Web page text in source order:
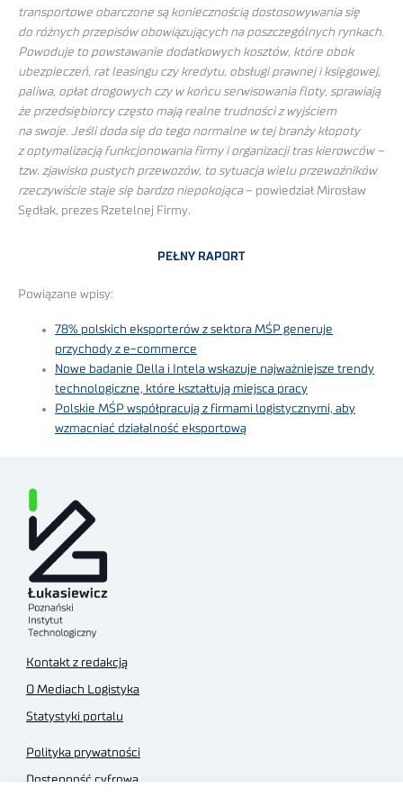
transportowe obarczone są koniecznością dostosowywania się
do różnych przepisów obowiązujących na poszczególnych rynkach.
Powoduje to powstawanie dodatkowych kosztów, które obok
ubezpieczeń, rat leasingu czy kredytu, obsługi prawnej i księgowej,
paliwa, opłat drogowych czy w końcu serwisowania floty, sprawiają
że przedsiębiorcy często mają realne trudności z wyjściem
na swoje. Jeśli doda się do tego normalne w tej branży kłopoty
z optymalizacją funkcjonowania firmy i organizacji tras kierowców –
tzw. zjawisko pustych przewozów, to sytuacja wielu przewoźników
rzeczywiście staje się bardzo niepokojąca– powiedział Mirosław
Sędłak, prezes Rzetelnej Firmy.
PEŁNY RAPORT
Powiązane wpisy:
78% polskich eksporterów z sektora MŚP generuje
przychody z e-commerce
Nowe badanie Della i Intela wskazuje najważniejsze trendy
technologiczne, które kształtują miejsca pracy
Polskie MŚP współpracują z firmami logistycznymi, aby
wzmacniać działalność eksportową
Kontakt z redakcją
O Mediach Logistyka
Statystyki portalu
Polityka prywatności
Dostępność cyfrowa